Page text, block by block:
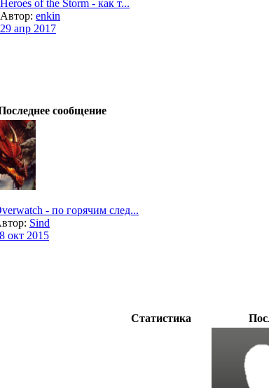
Heroes of the Storm - как т...
Автор: enkin
29 апр 2017
сообщение
- по горячим след...
Sind
окт 2015
Статистика